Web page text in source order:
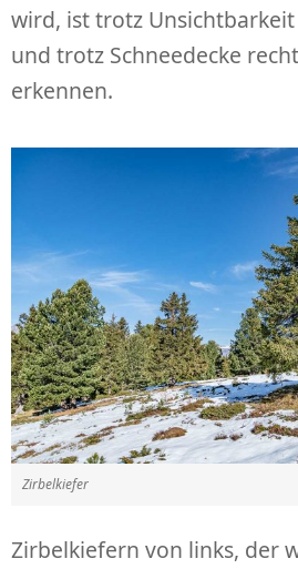
wird, ist trotz
und trotz Schneedecke
erkennen.
Zirbelkiefer
Zirbelkiefern von links, der